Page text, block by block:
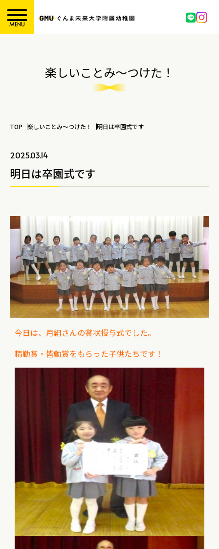
MENU
楽しいことみ～つけた！
TOP 楽しいことみ～つけた！ 明日は卒園式です
2025.03.14
明日は卒園式です
今日は、月組さんの賞状授与式でした。
精勤賞・皆勤賞をもらった子供たちです！